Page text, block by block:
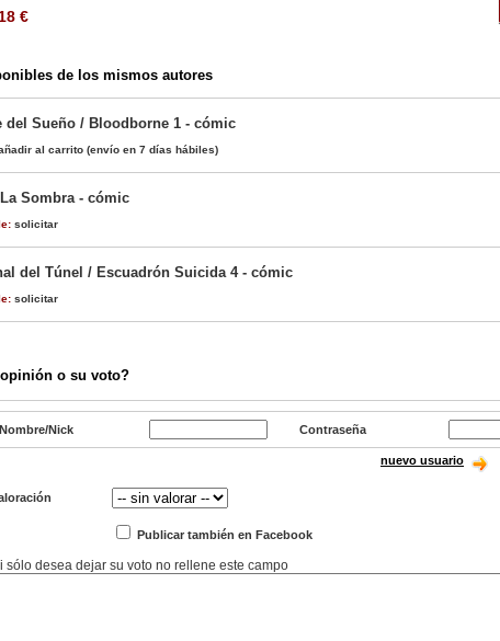
€
de los mismos autores
del Sueño / Bloodborne 1 - cómic
al carrito (envío en 7 días hábiles)
Sombra - cómic
solicitar
del Túnel / Escuadrón Suicida 4 - cómic
solicitar
o su voto?
Nombre/Nick Contraseña
nuevo usuario
Publicar también en Facebook
sólo desea dejar su voto no rellene este campo